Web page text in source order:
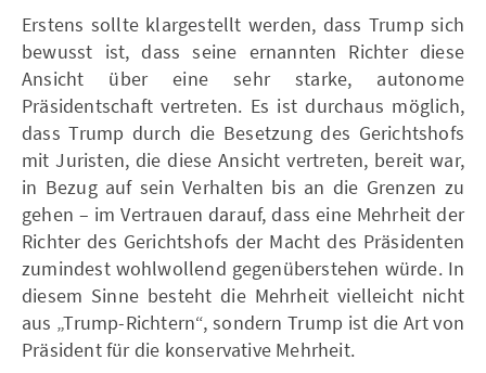
Erstens sollte klargestellt werden, dass Trump sich
bewusst ist, dass seine ernannten Richter diese
Ansicht über eine sehr starke, autonome
Präsidentschaft vertreten. Es ist durchaus möglich,
dass Trump durch die Besetzung des Gerichtshofs
mit Juristen, die diese Ansicht vertreten, bereit war,
in Bezug auf sein Verhalten bis an die Grenzen zu
gehen – im Vertrauen darauf, dass eine Mehrheit der
Richter des Gerichtshofs der Macht des Präsidenten
zumindest wohlwollend gegenüberstehen würde. In
diesem Sinne besteht die Mehrheit vielleicht nicht
aus „Trump-Richtern“, sondern Trump ist die Art von
Präsident für die konservative Mehrheit.